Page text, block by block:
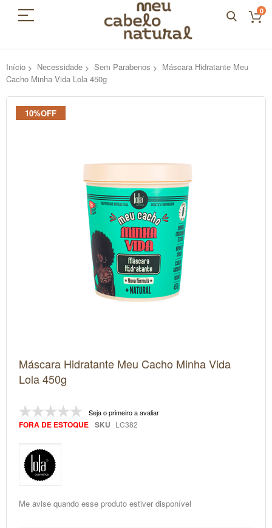
0
Início Necessidade Sem Parabenos
Máscara Hidratante Meu
Cacho Minha Vida Lola 450g
Pular
para
10%OFF
para
início
Galeria
de
imagens
Máscara Hidratante Meu Cacho Minha Vida
Lola 450g
Seja o primeiro a avaliar
FORA DE ESTOQUE SKU LC382
Me avise quando esse produto estiver disponível